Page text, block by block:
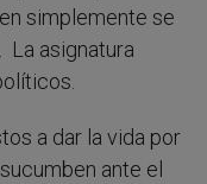
simplemente se
La asignatura
a dar la vida por
ante el